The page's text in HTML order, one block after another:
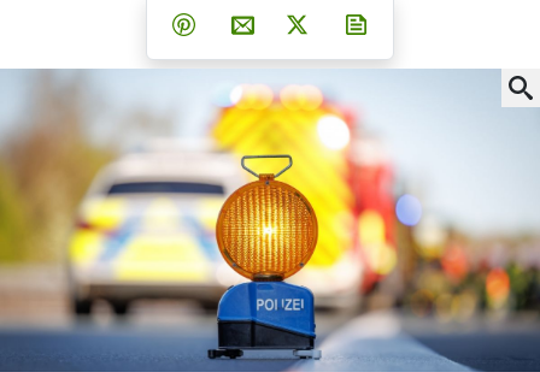
Teilen auf Facebook
Teilen auf Whatsapp
Teilen auf Telegram
Teilen auf Pinterest
Per E-Mail teilen
Post auf X